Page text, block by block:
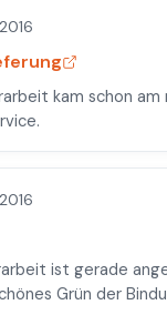
kam schon
ist gerade
Grün der